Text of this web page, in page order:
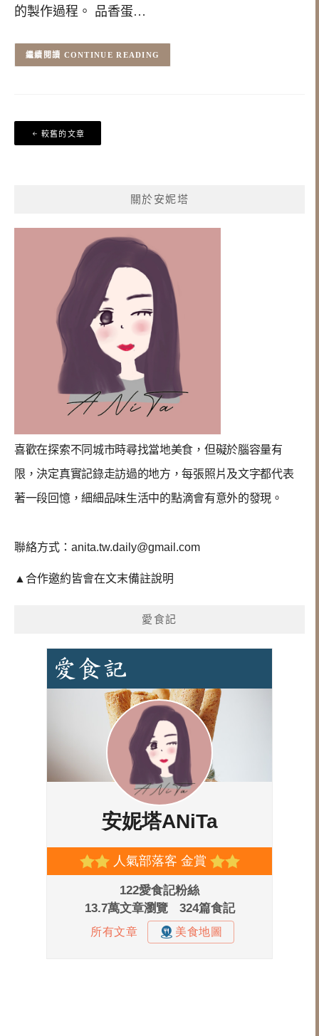
的製作過程。 品香蛋…
CONTINUE READING
文
章
較舊的文章
關於安妮塔
喜歡在探索不同城市時尋找當地美食，但礙於腦容量有
限，決定真實記錄走訪過的地方，每張照片及文字都代表
著一段回憶，細細品味生活中的點滴會有意外的發現 。
聯絡方式： anita.tw.daily@gmail.com
▲合作邀約皆會在文末備註說明
愛食記